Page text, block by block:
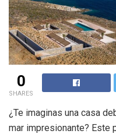
0
SHARES
¿Te imaginas una casa
mar impresionante? Este